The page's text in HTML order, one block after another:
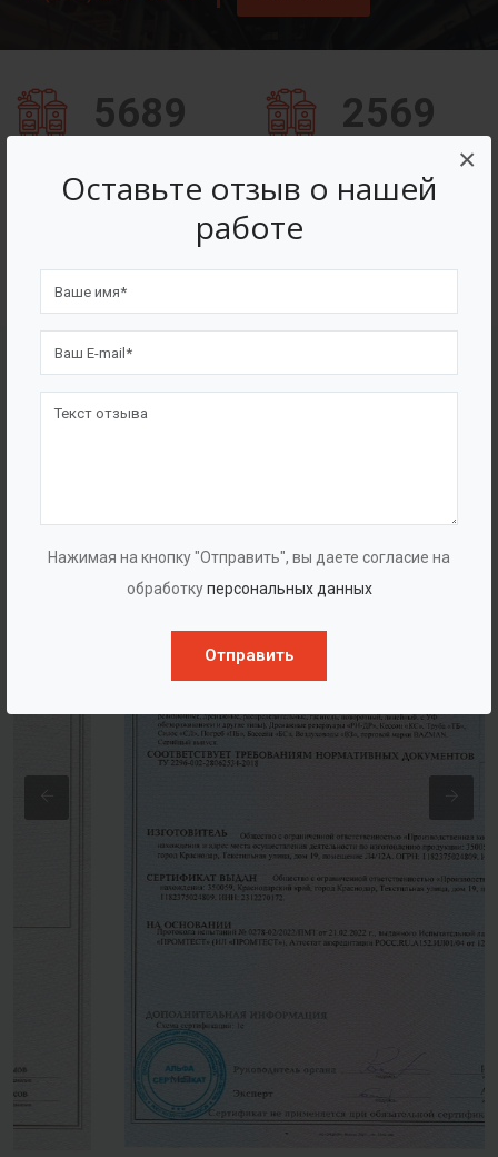
Оставьте отзыв о нашей
работе
Нажимая на кнопку "Отправить", вы даете согласие на
обработкуперсональных данных
Отправить
×
5689 2569
Сертификаты